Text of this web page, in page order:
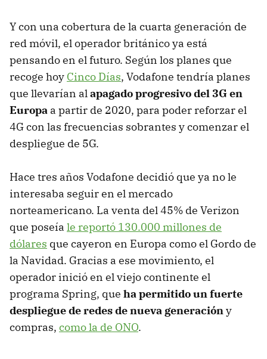
Y con una cobertura de la cuarta generación de
red móvil, el operador británico ya está
pensando en el futuro. Según los planes que
recoge hoy Cinco Días, Vodafone tendría planes
que llevarían alapagado progresivo del 3G en
Europa a partir de 2020, para poder reforzar el
4G con las frecuencias sobrantes y comenzar el
despliegue de 5G.
Hace tres años Vodafone decidió que ya no le
interesaba seguir en el mercado
norteamericano. La venta del 45% de Verizon
que poseía le reportó 130.000 millones de
dólares que cayeron en Europa como el Gordo de
la Navidad. Gracias a ese movimiento, el
operador inició en el viejo continente el
programa Spring, que ha permitido un fuerte
despliegue de redes de nueva generacióny
compras, como la de ONO.